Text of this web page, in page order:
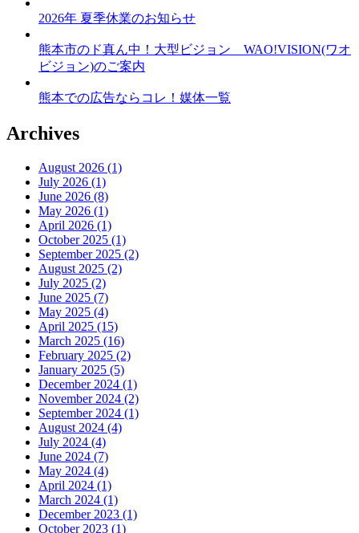
2026年 夏季休業のお知らせ
熊本市のド真ん中！大型ビジョン WAO!VISION(ワオ
ビジョン)のご案内
熊本での広告ならコレ！媒体一覧
Archives
August 2026 (1)
July 2026 (1)
June 2026 (8)
May 2026 (1)
April 2026 (1)
October 2025 (1)
September 2025 (2)
August 2025 (2)
July 2025 (2)
June 2025 (7)
May 2025 (4)
April 2025 (15)
March 2025 (16)
February 2025 (2)
January 2025 (5)
December 2024 (1)
November 2024 (2)
September 2024 (1)
August 2024 (4)
July 2024 (4)
June 2024 (7)
May 2024 (4)
April 2024 (1)
March 2024 (1)
December 2023 (1)
October 2023 (1)